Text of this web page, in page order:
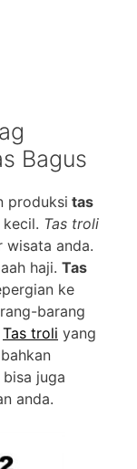
Bagus
produksi tas
Tas troli
wisata anda.
haji. Tas
ke
barang
Tas troli yang
juga
anda.